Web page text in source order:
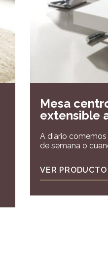
Mesa
extensible
A diario
de semana o
mando a distancia
la elevo a la
altura de 76 cms
VER PRODUCTO